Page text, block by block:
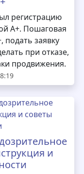
регистрацию
А+. Пошаговая
подать заявку
при отказе,
продвижения.
и